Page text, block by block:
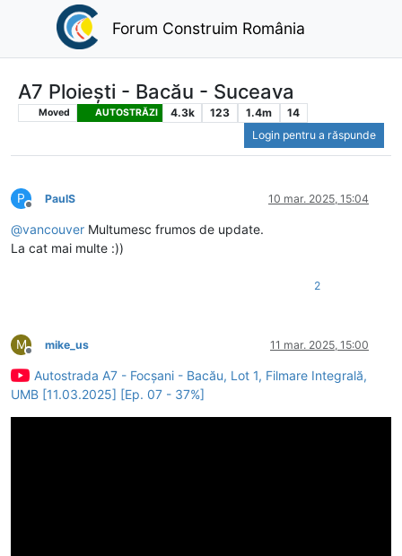
Forum Construim România
A7 Ploiești - Bacău - Suceava
Moved AUTOSTRĂZI 4.3k 123 1.4m
14
Login pentru a răspunde
P
Deconectat
PaulS 10 mar. 2025, 15:04
@vancouver Multumesc frumos de update.
La cat mai multe :))
2
M
Deconectat
mike_us 11 mar. 2025, 15:00
Autostrada A7 - Focșani - Bacău, Lot 1, Filmare Integrală,
UMB [11.03.2025] [Ep. 07 - 37%]